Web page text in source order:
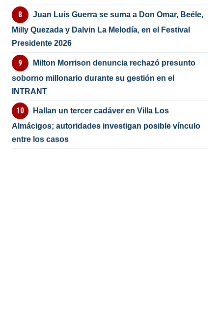
Juan Luis Guerra se suma a Don Omar, Beéle,
Milly Quezada y Dalvin La Melodía, en el Festival
Presidente 2026
Milton Morrison denuncia rechazó presunto
soborno millonario durante su gestión en el
INTRANT
Hallan un tercer cadáver en Villa Los
Almácigos; autoridades investigan posible vínculo
entre los casos